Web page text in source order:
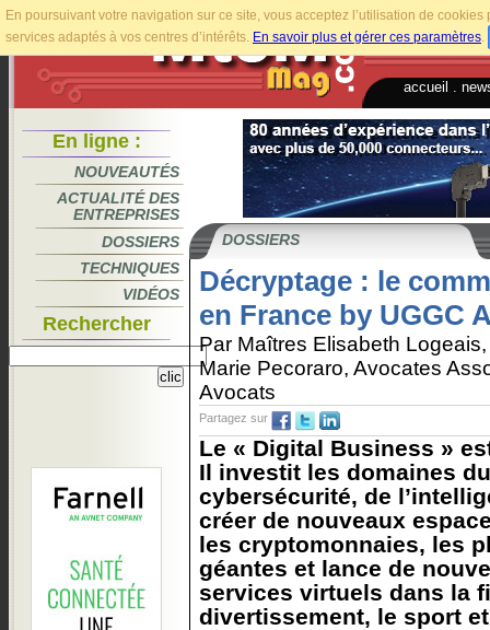
En poursuivant votre navigation sur ce site, vous acceptez l’utilisation de
services adaptés à vos centres d’intérêts. En savoir plus et gérer ces paramètres.
accueil
En ligne :
NOUVEAUTÉS
ACTUALITÉ DES
ENTREPRISES
DOSSIERS
TECHNIQUES
VIDÉOS
Rechercher
DOSSIERS
Décryptage : le
en France by UGGC
Par Maîtres Elisabeth
Marie Pecoraro, Avocates
Avocats
Partagez sur
Le « Digital Business »
Il investit les domaines
cybersécurité, de
créer de nouveaux
les cryptomonnaies, les
géantes et lance de
services virtuels dans la
divertissement, le sport